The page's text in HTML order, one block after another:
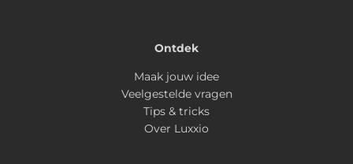
Ontdek
Maak jouw idee
Veelgestelde vragen
Tips & tricks
Over Luxxio